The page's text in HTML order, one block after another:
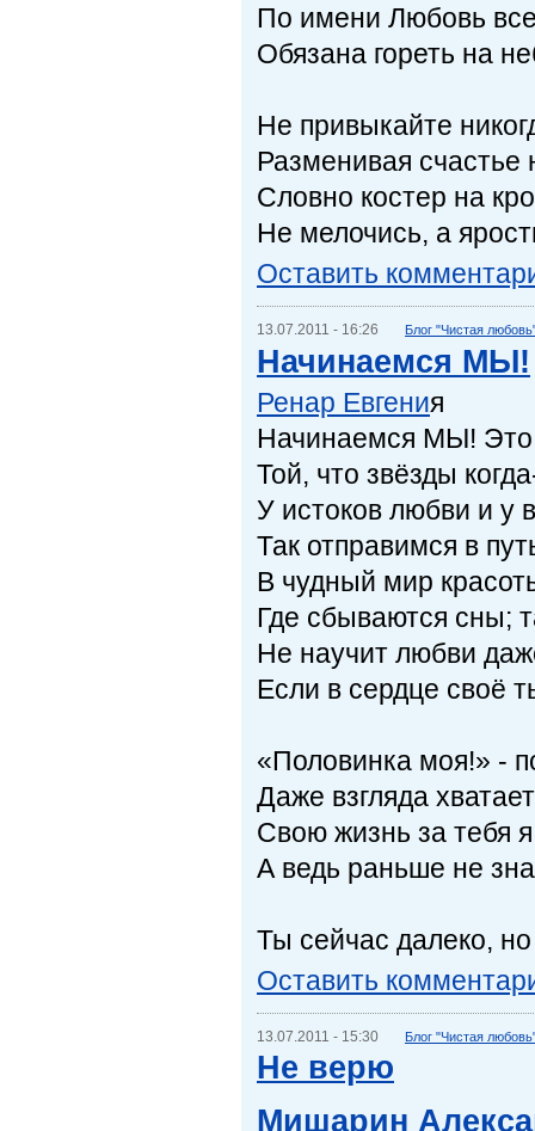
По имени Любовь
Обязана гореть на
Не привыкайте
Разменивая счастье
Словно костер на
Не мелочись, а
Оставить
13.07.2011 - 16:26 Блог "Чистая
Начинаемся МЫ!
Ренар Евгения
Начинаемся МЫ! Это
Той, что звёзды
У истоков любви и у
Так отправимся в
В чудный мир
Где сбываются сны;
Не научит любви
Если в сердце своё
«Половинка моя!» -
Даже взгляда
Свою жизнь за тебя я
А ведь раньше не
Ты сейчас далеко,
Оставить
13.07.2011 - 15:30 Блог "Чистая
Не верю
Мишарин